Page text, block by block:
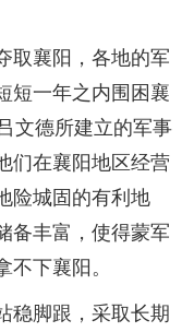
襄阳，各地的军
短一年之内围困襄
文德所建立的军事
们在襄阳地区经营
险城固的有利地
备丰富，使得蒙军
下襄阳。
脚跟，采取长期